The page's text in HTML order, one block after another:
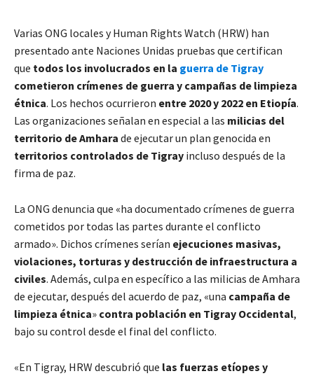
Varias ONG locales y Human Rights Watch (HRW) han
presentado ante Naciones Unidas pruebas que certifican
que todos los involucrados en la guerra de Tigray
cometieron crímenes de guerra y campañas de limpieza
étnica. Los hechos ocurrieron entre 2020 y 2022 en Etiopía.
Las organizaciones señalan en especial a las milicias del
territorio de Amhara de ejecutar un plan genocida en
territorios controlados de Tigray incluso después de la
firma de paz.
La ONG denuncia que «ha documentado crímenes de guerra
cometidos por todas las partes durante el conflicto
armado». Dichos crímenes serían ejecuciones masivas,
violaciones, torturas y destrucción de infraestructura a
civiles. Además, culpa en específico a las milicias de Amhara
de ejecutar, después del acuerdo de paz, «una campaña de
limpieza étnica» contra población en Tigray Occidental,
bajo su control desde el final del conflicto.
«En Tigray, HRW descubrió que las fuerzas etíopes y